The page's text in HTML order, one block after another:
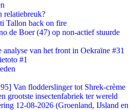
relatiebreuk?
Tallon back on fire
de Boer (47) op non-actief stuurde
analyse van het front in Oekraïne #31
#1
Van flodderslinger tot Shrek-crème
grootste insectenfabriek ter wereld
12-08-2026 (Groenland, IJsland en